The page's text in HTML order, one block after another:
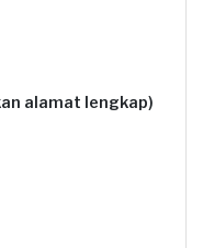
alamat lengkap)